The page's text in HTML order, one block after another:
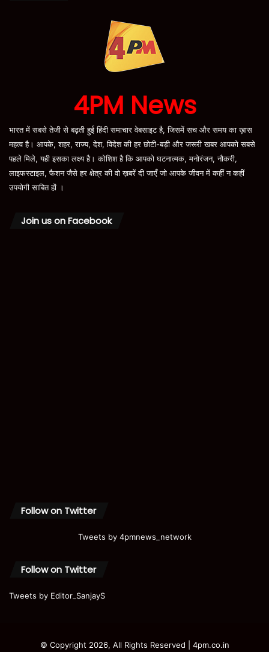
4PM News
भारत में सबसे तेजी से बढ़ती हुई हिंदी समाचार वेबसाइट है, जिसमें सच और समय का ख़ास
महत्व है। आपके, शहर, राज्य, देश, विदेश की हर छोटी-बड़ी और जरूरी खबर आपको सबसे
पहले मिले, यही इसका लक्ष्य है। कोशिश है कि आपको घटनात्मक, मनोरंजन, नौकरी,
लाइफस्टाइल, फैशन जैसे हर क्षेत्र की वो ख़बरें दी जाएँ जो आपके जीवन में कहीं न कहीं
उपयोगी साबित हों ।
Join us on Facebook
Follow on Twitter
Tweets by 4pmnews_network
Follow on Twitter
Tweets by Editor_SanjayS
© Copyright 2026, All Rights Reserved | 4pm.co.in